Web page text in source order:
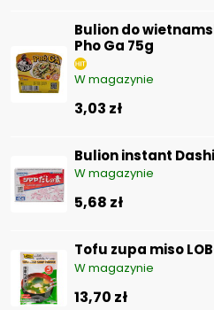
Bulion do
Pho Ga 75g
W magazynie
3,03 zł
Bulion instant
W magazynie
5,68 zł
Tofu zupa miso
W magazynie
13,70 zł